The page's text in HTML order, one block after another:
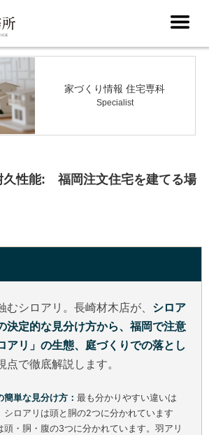
家づくり情報 住宅専科
Specialist
性能: 福岡注文住宅を建てる場
むシロアリ。長崎材木店が、 シロア
決定的な見分け方から、福岡で注意
アリ」の生態、庭づくりでの落とし
点で徹底解説します。
簡単な見分け方：最も分かりやすい違いは
シロアリは頭と胴の2つに分かれています
頭・胴・腹の3つに分かれています。羽アリ